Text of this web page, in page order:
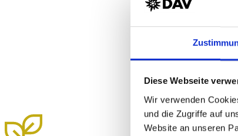
Diese Webseite
Wir verwenden
und die Zugriffe auf
Website an unseren